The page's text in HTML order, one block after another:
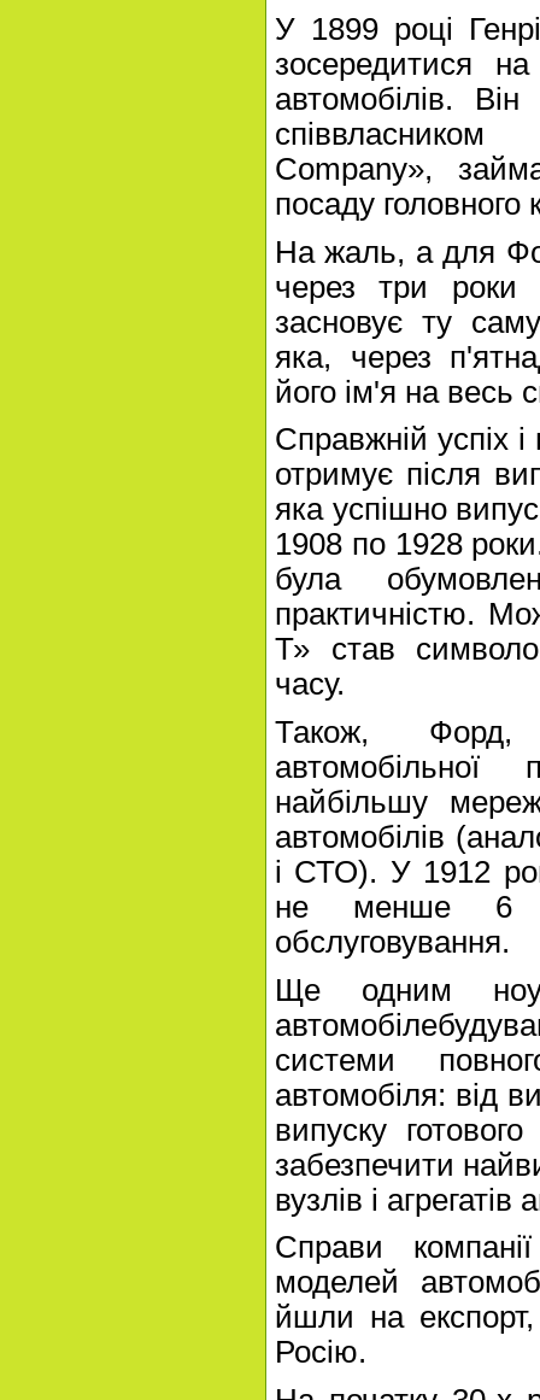
У 1899 році
зосередитися
автомобілів.
Company»,
посаду головного
На жаль, а для
через три роки
засновує ту
яка, через
його ім'я на весь
Справжній успіх
отримує після
яка успішно
1908 по 1928
була
практичністю.
Т» став
часу.
Також,
автомобільної
найбільшу
автомобілів
і СТО). У 1912
не менше 6
обслуговування.
Ще одним
системи
автомобіля: від
випуску
забезпечити
вузлів і агрегатів
Справи
моделей
йшли на
Росію.